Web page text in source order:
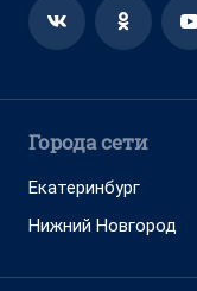
Города сети
Екатеринбург
Нижний Новгород